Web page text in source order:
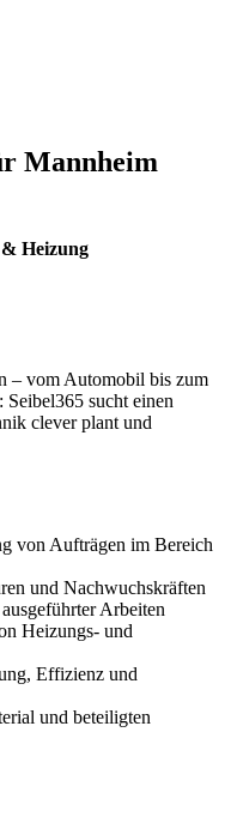
Mannheim
Heizung
– vom Automobil bis zum
sucht einen
clever plant und
von Aufträgen im Bereich
und Nachwuchskräften
Arbeiten
Heizungs- und
Effizienz und
und beteiligten